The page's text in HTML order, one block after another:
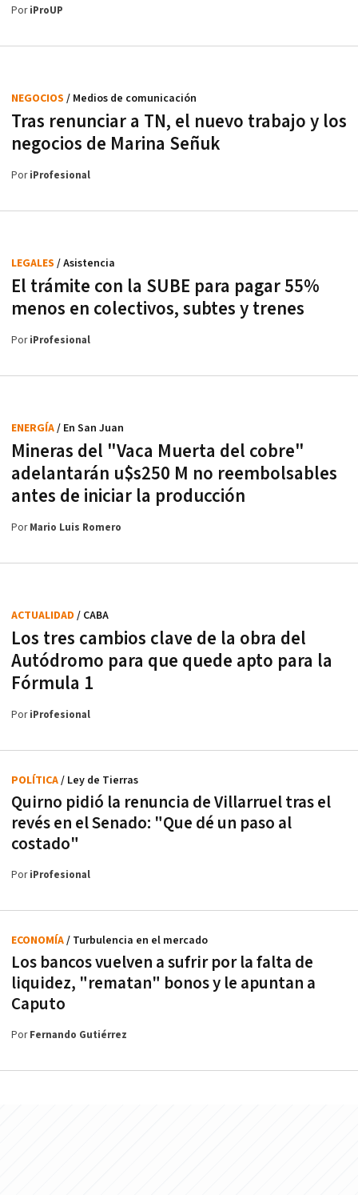
PoriProUP
Tras renunciar a TN, el nuevo trabajo y los
negocios de Marina Señuk
NEGOCIOS / Medios de comunicación
PoriProfesional
El trámite con la SUBE para pagar 55%
menos en colectivos, subtes y trenes
LEGALES / Asistencia
PoriProfesional
Mineras del "Vaca Muerta del cobre"
adelantarán u$s250 M no reembolsables
antes de iniciar la producción
ENERGÍA/ En San Juan
PorMario Luis Romero
Los tres cambios clave de la obra del
Autódromo para que quede apto para la
Fórmula 1
ACTUALIDAD / CABA
PoriProfesional
Quirno pidió la renuncia de Villarruel tras el
revés en el Senado: "Que dé un paso al
costado"
POLÍTICA/ Ley de Tierras
PoriProfesional
Los bancos vuelven a sufrir por la falta de
liquidez, "rematan" bonos y le apuntan a
Caputo
ECONOMÍA/ Turbulencia en el mercado
PorFernando Gutiérrez